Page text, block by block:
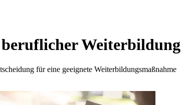
Weiterbildung
für eine geeignete Weiterbildungsmaßnahme